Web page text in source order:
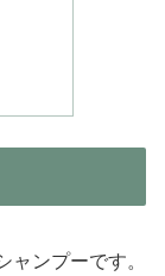
ャンプーです。